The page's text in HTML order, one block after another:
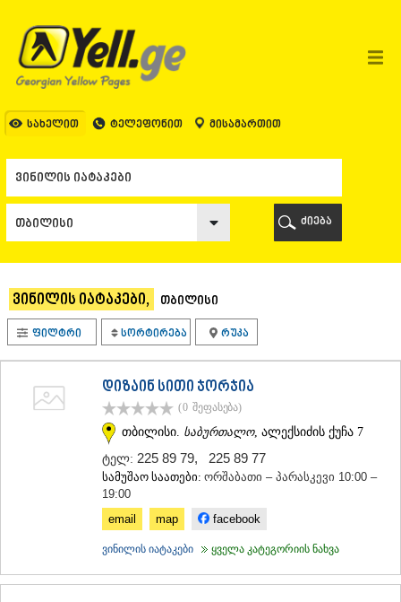
სახელით ტელეფონით მისამართით
ᲗᲑᲘᲚᲘᲡᲘ
ᲗᲑᲘᲚᲘᲡᲘ
ᲐᲤᲮᲐᲖᲔᲗᲘ
ᲒᲐᲚᲘ
ᲑᲐᲗᲣᲛᲘ
ᲥᲝᲑᲣᲚᲔᲗᲘ
ᲨᲣᲐᲮᲔᲕᲘ
ᲩᲐᲥᲕᲘ
ᲝᲖᲣᲠᲒᲔᲗᲘ
ᲩᲝᲮᲐᲢᲐᲣᲠᲘ
ᲣᲠᲔᲙᲘ
ᲘᲛᲔᲠᲔᲗᲘ
ᲑᲐᲦᲓᲐᲗᲘ
ᲖᲔᲡᲢᲐᲤᲝᲜᲘ
ᲙᲐᲮᲔᲗᲘ
ძიება
ვინილის იატაკები, თბილისი
ფილტრი სორტირება რუკა
დიზაინ სითი ჯორჯია
(0 შეფასება)
თბილისი. საბურთალო, ალექსიძის ქუჩა 7
ტელ: 225 89 79, 225 89 77
სამუშაო საათები: ორშაბათი – პარასკევი 10:00 –
19:00
email
map facebook
ვინილის იატაკები ყველა კატეგორიის ნახვა